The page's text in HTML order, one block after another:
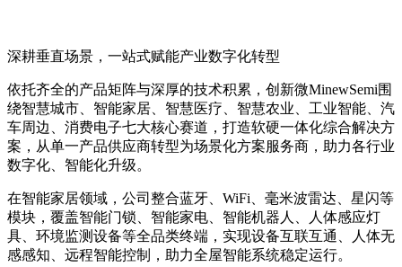
深耕垂直场景，一站式赋能产业数字化转型
依托齐全的产品矩阵与深厚的技术积累，创新微MinewSemi围
绕智慧城市、智能家居、智慧医疗、智慧农业、工业智能、汽
车周边、消费电子七大核心赛道，打造软硬一体化综合解决方
案，从单一产品供应商转型为场景化方案服务商，助力各行业
数字化、智能化升级。
在智能家居领域，公司整合蓝牙、WiFi、毫米波雷达、星闪等
模块，覆盖智能门锁、智能家电、智能机器人、人体感应灯
具、环境监测设备等全品类终端，实现设备互联互通、人体无
感感知、远程智能控制，助力全屋智能系统稳定运行。